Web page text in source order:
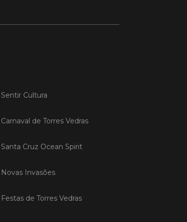
INOV-E
os dias 13 e 16 de abril,
na inovação, criação de
Sentir Cultura
Carnaval de Torres Vedras
Santa Cruz Ocean Spirit
Novas Invasões
Festas de Torres Vedras